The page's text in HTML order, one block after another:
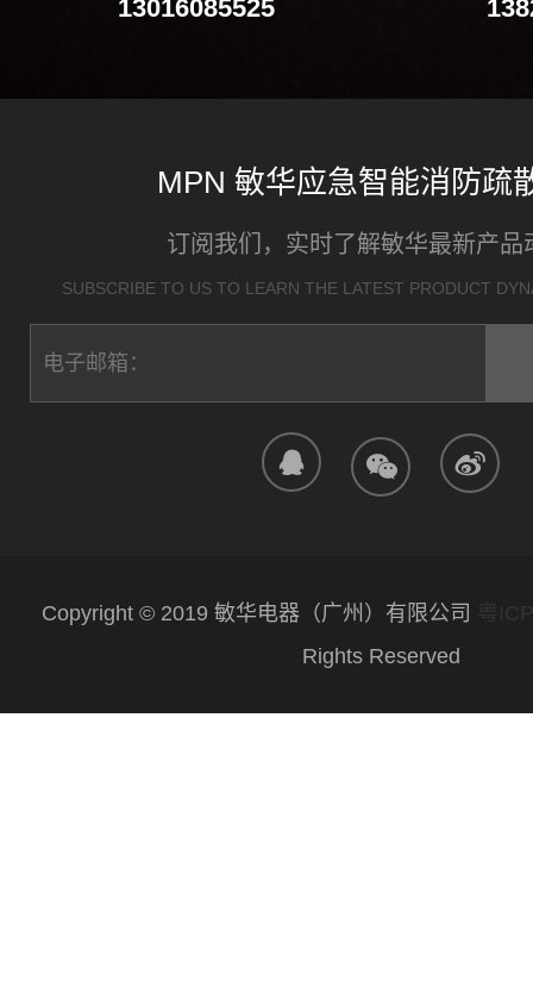
13016085525
MPN 敏华应急智能消防疏
订阅我们，实时了解敏华最新产品
SUBSCRIBE TO US TO LEARN THE LATEST PRODUCT
Copyright © 2019 敏华电器（广州）有限公司
Rights Reserved